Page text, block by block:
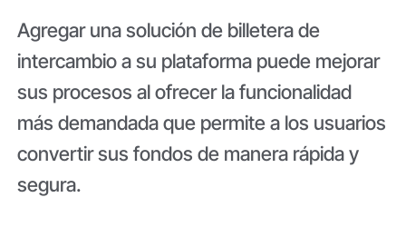
Agregar una solución de billetera de
intercambio a su plataforma puede mejorar
sus procesos al ofrecer la funcionalidad
más demandada que permite a los usuarios
convertir sus fondos de manera rápida y
segura.